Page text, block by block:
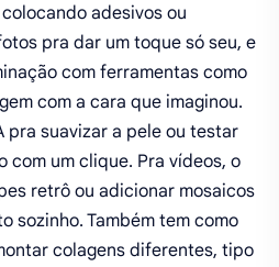
adesivos ou
pra dar um toque só seu, e
com ferramentas como
com a cara que imaginou.
pra suavizar a pele ou testar
com um clique. Pra vídeos, o
retrô ou adicionar mosaicos
sozinho. Também tem como
colagens diferentes, tipo